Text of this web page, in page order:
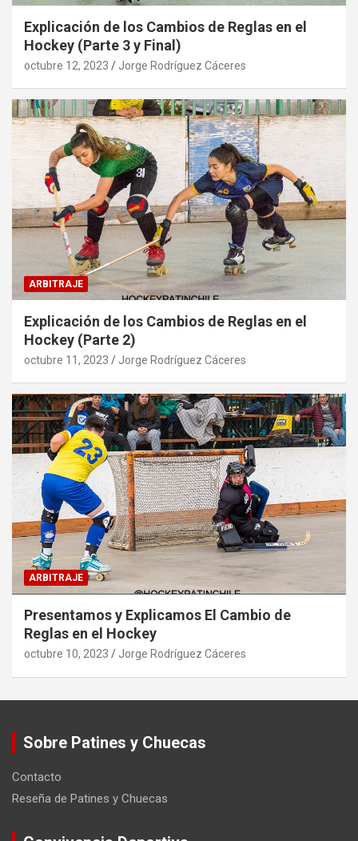
Explicación de los Cambios de Reglas en el
Hockey (Parte 3 y Final)
octubre 12, 2023 Jorge Rodríguez Cáceres
ARBITRAJE
Explicación de los Cambios de Reglas en el
Hockey (Parte 2)
octubre 11, 2023 Jorge Rodríguez Cáceres
ARBITRAJE
Presentamos y Explicamos El Cambio de
Reglas en el Hockey
octubre 10, 2023 Jorge Rodríguez Cáceres
Sobre Patines y Chuecas
Contacto
Reseña de Patines y Chuecas